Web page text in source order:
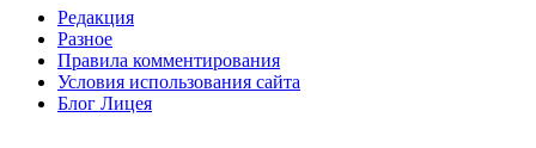
Редакция
Разное
Правила комментирования
Условия использования сайта
Блог Лицея